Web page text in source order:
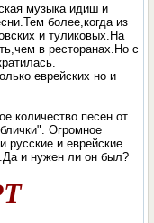
музыка идиш и
более,когда из
и туликовых.На
в ресторанах.Но с
еврейских но и
количество песен от
Огромное
русские и еврейские
и нужен ли он был?